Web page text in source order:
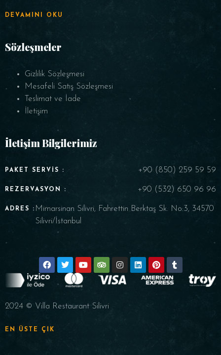
DEVAMINI OKU
Sözleşmeler
Gizlilik Sözleşmesi
Mesafeli Satış Sözleşmesi
Teslimat ve İade
İletişim
İletişim Bilgilerimiz
PAKET SERVIS : +90 (850) 259 59 59
REZERVASYON : +90 (532) 650 96 96
ADRES : Mimarsinan Silivri, Fahrettin Berktaş Sk. No:3, 34570
Silivri/İstanbul
2024 © Villa Restaurant Silivri
EN ÜSTE ÇIK